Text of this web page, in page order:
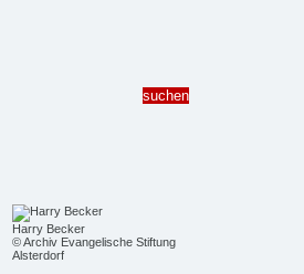
Harry Becker
© Archiv Evangelische Stiftung
Alsterdorf